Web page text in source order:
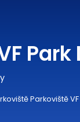
Parkoviště